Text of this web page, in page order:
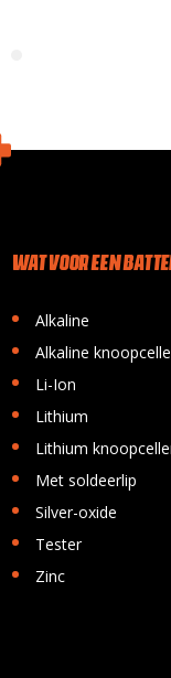
WAT VOOR EEN
• Alkaline
• Alkaline
• Li-Ion
• Lithium
• Lithium
• Met soldeerlip
• Silver-oxide
• Tester
• Zinc